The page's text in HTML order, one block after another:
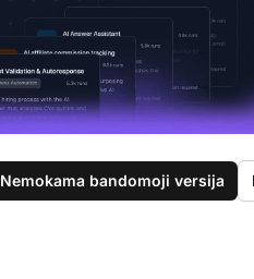
Nemokama bandomoji versija